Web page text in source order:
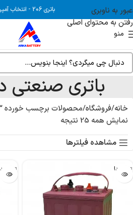
عبور به ناوبری
رفتن به محتوای اصلی
باتری 206 - انتخاب
منو
باتری صنعتی
خانه فروشگاه محصولات برچسب خورده
نمایش همه 25 نتیجه
مشاهده فیلترها
تمام شد! تمام